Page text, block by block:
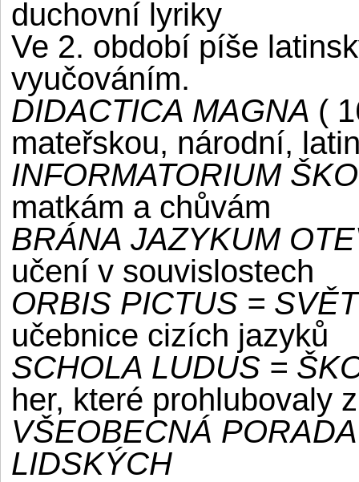
duchovní lyriky
Ve 2. období píše
vyučováním.
DIDACTICA MAGNA (
mateřskou, národní,
INFORMATORIUM
matkám a chůvám
BRÁNA JAZYKUM
učení v souvislostech
ORBIS PICTUS =
učebnice cizích jazyků
SCHOLA LUDUS =
her, které prohlubovaly
VŠEOBECNÁ
LIDSKÝCH